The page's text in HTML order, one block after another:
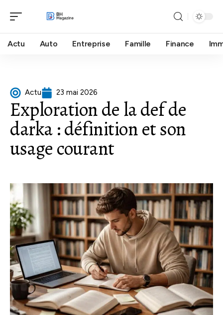
Actu Auto Entreprise Famille Finance
Actu 23 mai 2026
Exploration de la def de
darka : définition et son
usage courant